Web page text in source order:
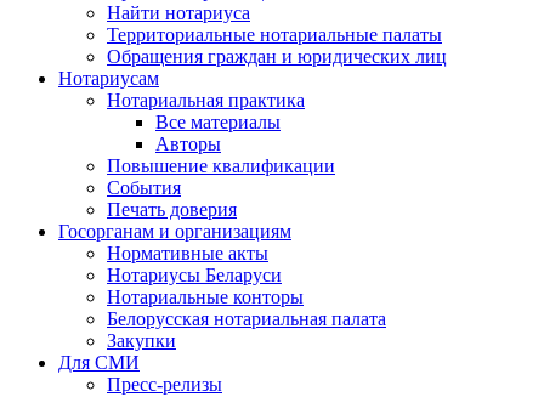
Найти нотариуса
Территориальные нотариальные палаты
Обращения граждан и юридических лиц
Нотариусам
Нотариальная практика
Все материалы
Авторы
Повышение квалификации
События
Печать доверия
Госорганам и организациям
Нормативные акты
Нотариусы Беларуси
Нотариальные конторы
Белорусская нотариальная палата
Закупки
Для СМИ
Пресс-релизы